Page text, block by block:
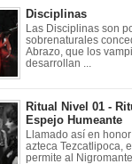
Disciplinas
Las Disciplinas son
sobrenaturales
Abrazo, que los
desarrollan ...
Ritual Nivel 01 -
Espejo Humeante
Llamado así en
azteca Tezcatlipoca,
permite al Nigromante